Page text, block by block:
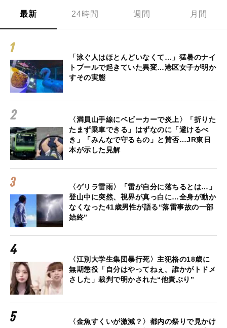
最新 24時間 週間 月間
「泳ぐ人はほとんどいなくて…」猛暑のナイ
トプールで起きていた異変…港区女子が明か
すその実態
〈満員山手線にベビーカーで炎上〉「折りた
たまず乗車できる」はずなのに「避けるべ
き」「みんなで守るもの」と賛否…JR東日
本が示した見解
〈ゲリラ雷雨〉「雷が自分に落ちるとは…」
登山中に突然、視界が真っ白に…全身が動か
なくなった41歳男性が語る“落雷事故の一部
始終”
〈江別大学生集団暴行死〉主犯格の18歳に
無期懲役「自分はやってねぇ。誰かがトドメ
さした」裁判で明かされた“他責ぶり”
〈金魚すくいが激減？〉都内の祭りで見かけ